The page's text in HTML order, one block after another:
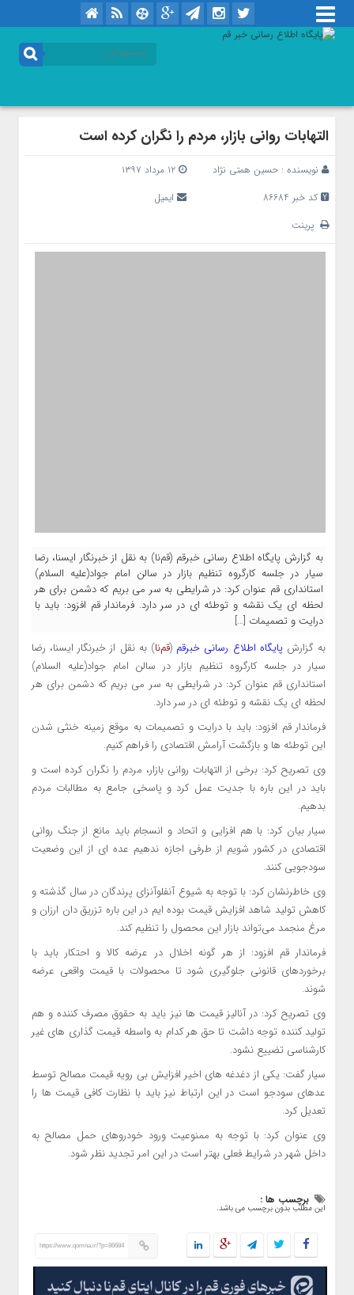
التهابات روانی بازار، مردم را نگران کرده است
نویسنده : حسین همتی نژاد
۱۲ مرداد ۱۳۹۷
کد خبر 86684
ایمیل
پرینت
به گزارش پایگاه اطلاع‌ رسانی خبرقم (قم‌نا) به نقل از خبرنگار ایسنا، رضا
سیار در جلسه کارگروه تنظیم بازار در سالن امام جواد(علیه السلام)
استانداری قم عنوان کرد: در شرایطی به سر می بریم که دشمن برای هر
لحظه ای یک نقشه و توطئه ای در سر دارد. فرماندار قم افزود: باید با
درایت و تصمیمات […]
به گزارشپایگاه اطلاع‌ رسانی خبرقم (قم‌نا) به نقل از خبرنگار ایسنا، رضا
سیار در جلسه کارگروه تنظیم بازار در سالن امام جواد(علیه السلام)
استانداری قم عنوان کرد: در شرایطی به سر می بریم که دشمن برای هر
لحظه ای یک نقشه و توطئه ای در سر دارد.
فرماندار قم افزود: باید با درایت و تصمیمات به موقع زمینه خنثی شدن
این توطئه ها و بازگشت آرامش اقتصادی را فراهم کنیم.
وی تصریح کرد: برخی از التهابات روانی بازار، مردم را نگران کرده است و
باید در این باره با جدیت عمل کرد و پاسخی جامع به مطالبات مردم
بدهیم.
سیار بیان کرد: با هم افزایی و اتحاد و انسجام باید مانع از جنگ روانی
اقتصادی در کشور شویم از طرفی اجازه ندهیم عده ای از این وضعیت
سودجویی کنند.
وی خاطرنشان کرد: با توجه به شیوع آنفلوآنزای پرندگان در سال گذشته و
کاهش تولید شاهد افزایش قیمت بوده ایم در این باره تزریق دان ارزان و
مرغ منجمد می‌تواند بازار این محصول را تنظیم کند.
فرماندار قم افزود: از هر گونه اخلال در عرضه کالا و احتکار باید با
برخوردهای قانونی جلوگیری شود تا محصولات با قیمت واقعی عرضه
شوند.
وی تصریح کرد: در آنالیز قیمت ها نیز باید به حقوق مصرف کننده و هم
تولید کننده توجه داشت تا حق هر کدام به واسطه قیمت گذاری های غیر
کارشناسی تضییع نشود.
سیار گفت: یکی از دغدغه های اخیر افزایش بی رویه قیمت مصالح توسط
عدهای سودجو است در این ارتباط نیز باید با نظارت کافی قیمت ها را
تعدیل کرد.
وی عنوان کرد: با توجه به ممنوعیت ورود خودروهای حمل مصالح به
داخل شهر در شرایط فعلی بهتر است در این امر تجدید نظر شود.
برچسب ها :
این مطلب بدون برچسب می باشد.
https://www.qomna.ir/?p=86684